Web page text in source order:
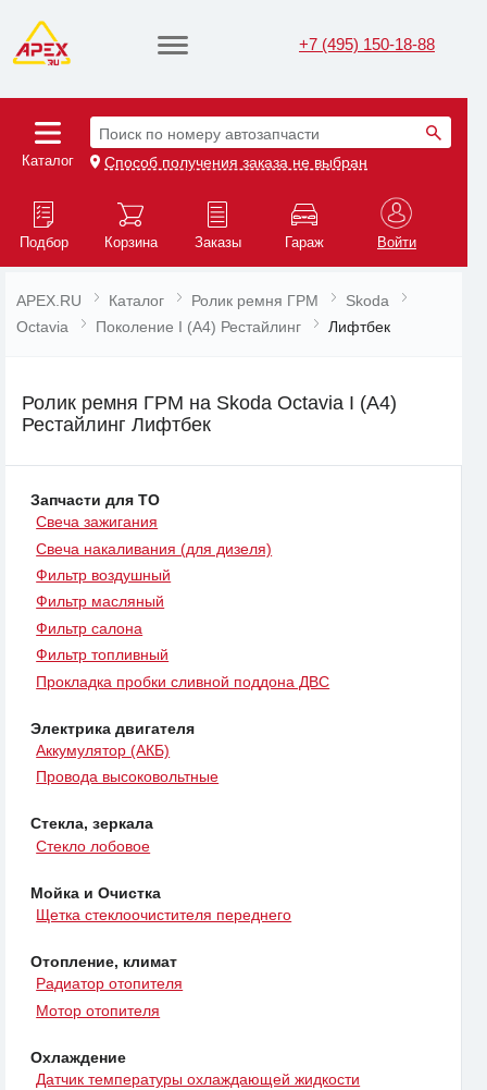
+7 (495) 150-18-88
Каталог
Поиск по номеру автозапчасти
Способ получения заказа не выбран
Подбор Корзина Заказы Гараж Войти
APEX.RU Каталог Ролик ремня ГРМ
Skoda
Octavia
Поколение I (A4) Рестайлинг Лифтбек
Ролик ремня ГРМ на Skoda Octavia I (A4)
Рестайлинг Лифтбек
Запчасти для ТО
Свеча зажигания
Свеча накаливания (для дизеля)
Фильтр воздушный
Фильтр масляный
Фильтр салона
Фильтр топливный
Прокладка пробки сливной поддона ДВС
Электрика двигателя
Аккумулятор (АКБ)
Провода высоковольтные
Стекла, зеркала
Стекло лобовое
Мойка и Очистка
Щетка стеклоочистителя переднего
Отопление, климат
Радиатор отопителя
Мотор отопителя
Охлаждение
Датчик температуры охлаждающей жидкости